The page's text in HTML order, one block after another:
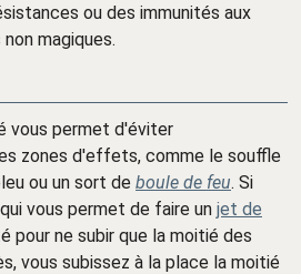
ou des immunités aux
magiques.
vous permet d'éviter
zones d'effets, comme le souffle
ou un sort de boule de feu. Si
vous permet de faire un jet de
pour ne subir que la moitié des
vous subissez à la place la moitié